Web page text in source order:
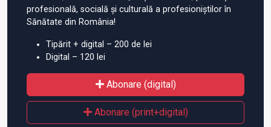
profesională, socială și culturală a profesioniștilor în
Sănătate din România!
Tipărit + digital – 200 de lei
Digital – 120 lei
Abonare (digital)
Abonare (print+digital)